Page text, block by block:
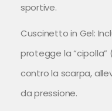
sportive.
Cuscinetto in Gel:
protegge la
contro la scarpa,
da pressione.